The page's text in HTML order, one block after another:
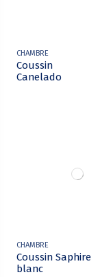
CHAMBRE
Coussin
Canelado
CHAMBRE
Coussin Saphire
blanc